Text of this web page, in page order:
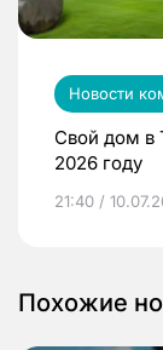
Новости
Свой дом в
2026 году
21:40 /
Похожие